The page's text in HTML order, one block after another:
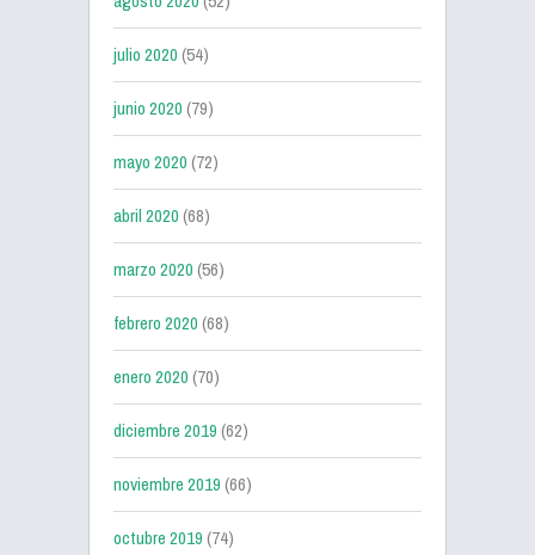
julio 2020(54)
junio 2020(79)
mayo 2020(72)
abril 2020(68)
marzo 2020(56)
febrero 2020(68)
enero 2020(70)
diciembre 2019(62)
noviembre 2019(66)
octubre 2019(74)